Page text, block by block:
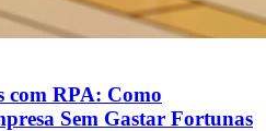
com RPA: Como
Sem Gastar Fortunas